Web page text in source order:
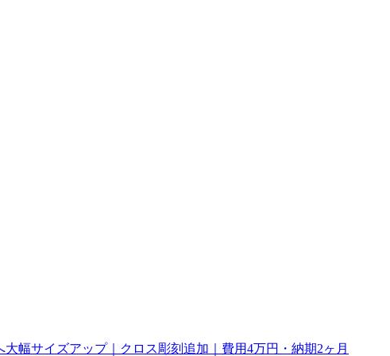
幅サイズアップ｜クロス彫刻追加｜費用4万円・納期2ヶ月